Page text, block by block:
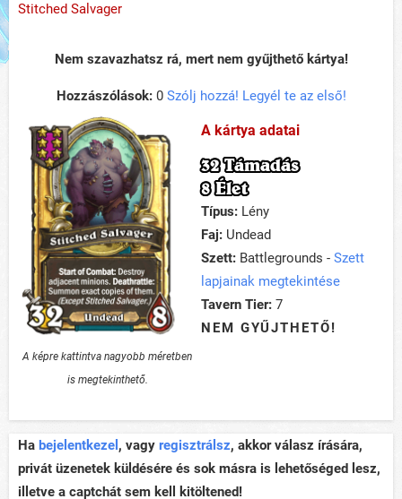
Stitched Salvager
Nem szavazhatsz rá, mert nem gyűjthető kártya!
Hozzászólások:0 Szólj hozzá! Legyél te az első!
A képre kattintva nagyobb méretben
is megtekinthető.
A kártya adatai
32 Támadás
8 Élet
Típus: Lény
Faj: Undead
Szett: Battlegrounds - Szett
lapjainak megtekintése
Tavern Tier: 7
NEM GYŰJTHETŐ!
Ha bejelentkezel , vagy regisztrálsz, akkor válasz írására,
privát üzenetek küldésére és sok másra is lehetőséged lesz,
illetve a captchát sem kell kitöltened!